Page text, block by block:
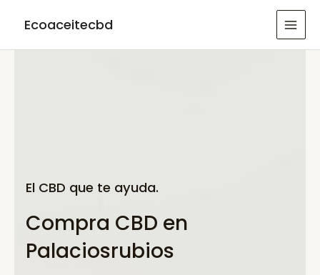
Ecoaceitecbd
El CBD que te ayuda.
Compra CBD en
Palaciosrubios